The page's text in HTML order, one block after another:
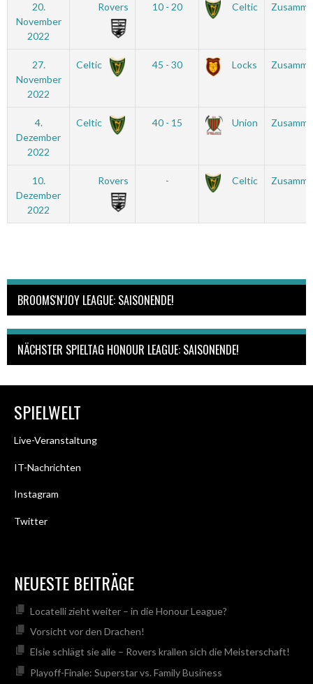
20.
November
2022
Rovers 10 - 20 Celtic
27.
November
2022
Celtic 45 - 30 Locks
4.
Dezember
2022
Celtic 40 - 15 Union
10.
Dezember
2022
Rovers - Celtic
BROOMS'N'JOY LEAGUE: SAISONENDE!
NÄCHSTER SPIELTAG HONOUR LEAGUE: SAISONENDE!
SPIELWELT
Live-Veranstaltung
IT-Nachrichten
Instagram
Twitter
NEUESTE BEITRÄGE
Locatelli zieht weiter – in die Honour League?
Vorsicht vor den Drachen!
Elsie schlägt sie alle – Rovers krallen sich die Meisterschaft!
Playoff-Finale: Superstar vs. Family Business